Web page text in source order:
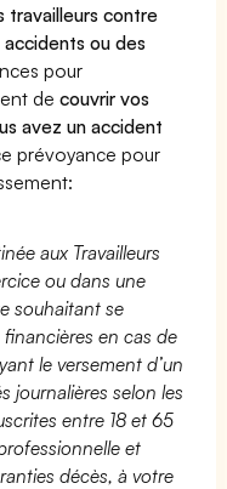
travailleurs contre
ou des
pour
decouvrir vos
avez un accident
prévoyance pour
aux Travailleurs
ou dans une
souhaitant se
en cas de
le versement d’un
journalières selon les
entre 18 et 65
et
décès, à votre